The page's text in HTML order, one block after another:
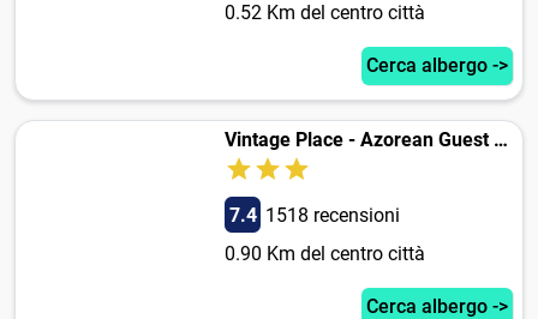
0.52 Km del centro città
Cerca albergo ->
Vintage Place - Azorean Guest House
7.4 1518 recensioni
0.90 Km del centro città
Cerca albergo ->